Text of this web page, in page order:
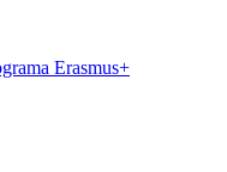
Erasmus+